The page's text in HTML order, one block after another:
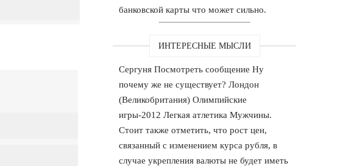
банковской карты что может сильно.
ИНТЕРЕСНЫЕ МЫСЛИ
Сергуня Посмотреть сообщение Ну
почему же не существует? Лондон
(Великобритания) Олимпийские
игры-2012 Легкая атлетика Мужчины.
Стоит также отметить, что рост цен,
связанный с изменением курса рубля, в
случае укрепления валюты не будет иметь